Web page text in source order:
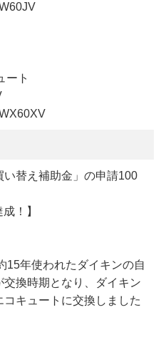
ト
い替え補助金」の申請100
！】
15年使われたダイキンの自
換時期となり、ダイキン
キュートに交換しました